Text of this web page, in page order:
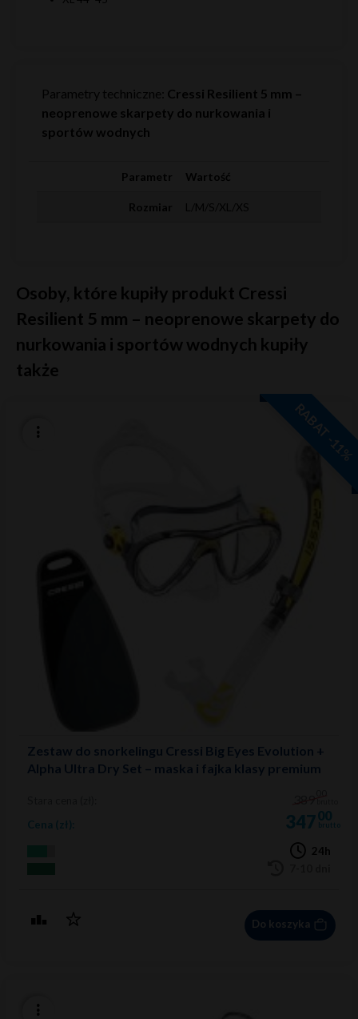
Parametry techniczne: Cressi Resilient 5 mm –
neoprenowe skarpety do nurkowania i
sportów wodnych
Parametr Wartość
Rozmiar L/M/S/XL/XS
Osoby, które kupiły produkt Cressi
Resilient 5 mm – neoprenowe skarpety do
nurkowania i sportów wodnych kupiły
także
RABAT -11%
Zestaw do snorkelingu Cressi Big Eyes Evolution +
Alpha Ultra Dry Set – maska i fajka klasy premium
Cena (zł): 34700
brutto
24h
Do koszyka